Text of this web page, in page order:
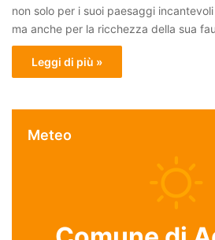
non solo per i suoi paesaggi
ma anche per la ricchezza della sua
Leggi di più »
Meteo